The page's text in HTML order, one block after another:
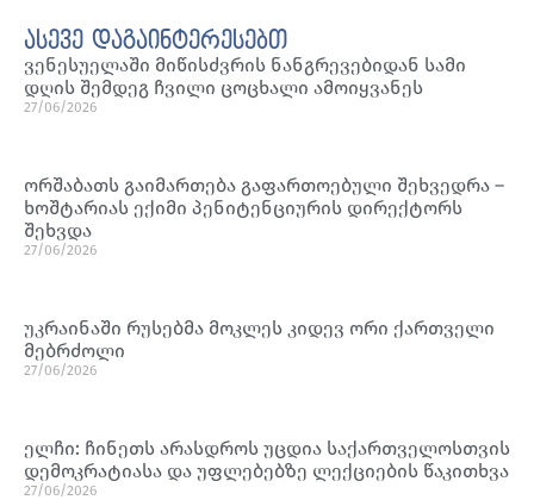
ასევე დაგაინტერესებთ
ვენესუელაში მიწისძვრის ნანგრევებიდან სამი
დღის შემდეგ ჩვილი ცოცხალი ამოიყვანეს
27/06/2026
ორშაბათს გაიმართება გაფართოებული შეხვედრა –
ხოშტარიას ექიმი პენიტენციურის დირექტორს
შეხვდა
27/06/2026
უკრაინაში რუსებმა მოკლეს კიდევ ორი ქართველი
მებრძოლი
27/06/2026
ელჩი: ჩინეთს არასდროს უცდია საქართველოსთვის
დემოკრატიასა და უფლებებზე ლექციების წაკითხვა
27/06/2026